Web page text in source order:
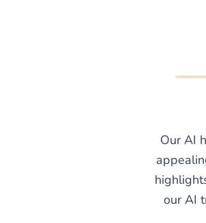
Our AI
our AI